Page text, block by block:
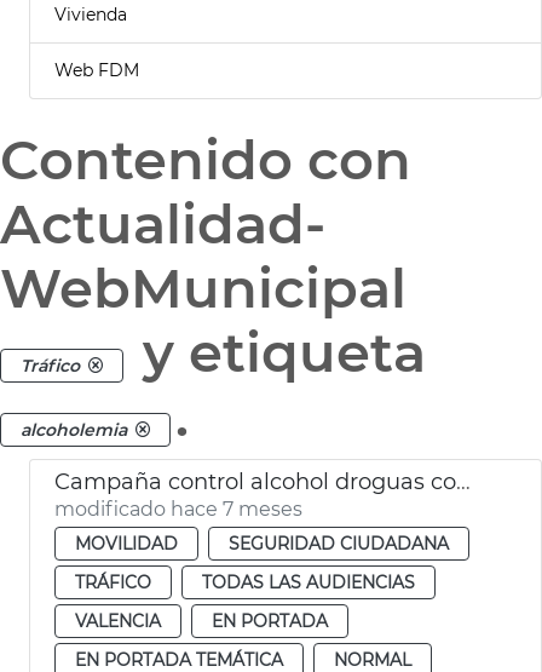
Vivienda
Web FDM
Contenido con
Actualidad-
WebMunicipal
Tráfico y etiqueta
alcoholemia .
Campaña control alcohol droguas comidas empresa Navidad
modificado hace 7 meses
MOVILIDAD
SEGURIDAD CIUDADANA
TRÁFICO
TODAS LAS AUDIENCIAS
VALENCIA
EN PORTADA
EN PORTADA TEMÁTICA
NORMAL